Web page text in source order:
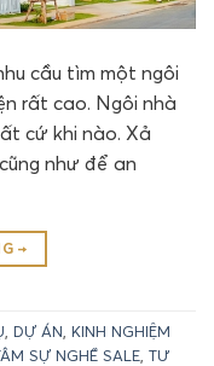
cầu tìm một ngôi
rất cao. Ngôi nhà
cứ khi nào. Xả
như để an
→
DỰ ÁN KINH NGHIỆM
SỰ NGHỀ SALE TƯ